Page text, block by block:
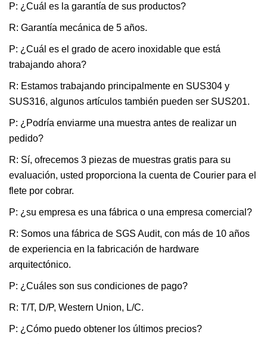
P: ¿Cuál es la garantía de sus productos?
R: Garantía mecánica de 5 años.
P: ¿Cuál es el grado de acero inoxidable que está
trabajando ahora?
R: Estamos trabajando principalmente en SUS304 y
SUS316, algunos artículos también pueden ser SUS201.
P: ¿Podría enviarme una muestra antes de realizar un
pedido?
R: Sí, ofrecemos 3 piezas de muestras gratis para su
evaluación, usted proporciona la cuenta de Courier para el
flete por cobrar.
P: ¿su empresa es una fábrica o una empresa comercial?
R: Somos una fábrica de SGS Audit, con más de 10 años
de experiencia en la fabricación de hardware
arquitectónico.
P: ¿Cuáles son sus condiciones de pago?
R: T/T, D/P, Western Union, L/C.
P: ¿Cómo puedo obtener los últimos precios?